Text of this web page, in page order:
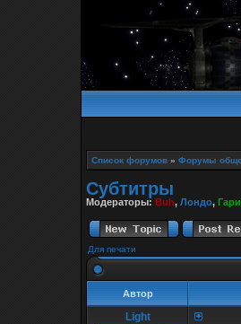
Список форумов » Форумы
Субтитры
Модераторы: Buh, Лондо,
Для печати
Автор
Light